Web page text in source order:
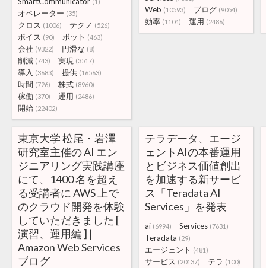
オペレーター (35)
クロス (1006) テクノ (526)
ボイス (90) ボット (463)
会社 (9322) 円滑な (8)
削減 (743) 実現 (3517)
導入 (3683) 提供 (16563)
時間 (726) 株式 (8960)
稼働 (370) 運用 (2486)
開始 (22402)
Web (10593) ブログ (9054)
効率 (1104) 運用 (2486)
東京大学 松尾・岩澤
研究室主催の AI エン
ジニアリング実践講座
にて、1400 名を超え
る受講者に AWS 上で
のクラウド開発を体験
していただきました [
演習、運用編 ] |
Amazon Web Services
ブログ
テラデータ、エージ
ェントAIの本番運用
とビジネス価値創出
を加速する新サービ
ス「Teradata AI
Services」を発表
ai (6994) Services (7631)
Teradata (29)
エージェント (481)
サービス (20137) テラ (100)